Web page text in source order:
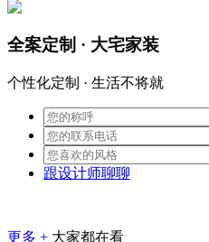
全案定制 · 大宅家装
个性化定制 · 生活不将就
跟设计师聊聊
更多 + 大家都在看